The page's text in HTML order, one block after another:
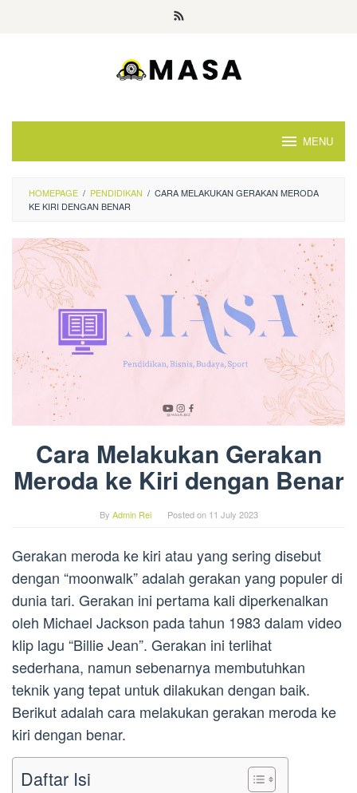
MENU
HOMEPAGE / PENDIDIKAN / CARA MELAKUKAN GERAKAN MERODA
KE KIRI DENGAN BENAR
Cara Melakukan Gerakan
Meroda ke Kiri dengan Benar
By Admin Rei Posted on 11 July 2023
Gerakan meroda ke kiri atau yang sering disebut
dengan “moonwalk” adalah gerakan yang populer di
dunia tari. Gerakan ini pertama kali diperkenalkan
oleh Michael Jackson pada tahun 1983 dalam video
klip lagu “Billie Jean”. Gerakan ini terlihat
sederhana, namun sebenarnya membutuhkan
teknik yang tepat untuk dilakukan dengan baik.
Berikut adalah cara melakukan gerakan meroda ke
kiri dengan benar.
Daftar Isi